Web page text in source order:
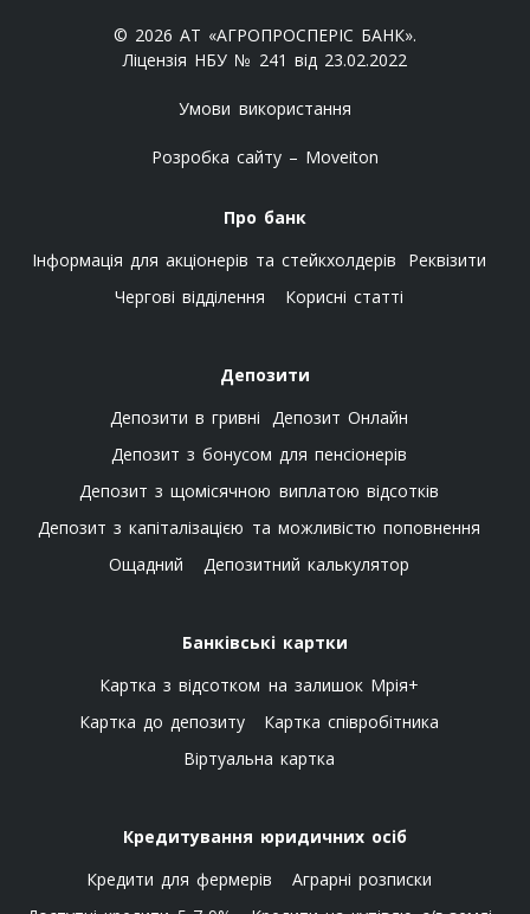
© 2026 АТ «АГРОПРОСПЕРІС БАНК».
Ліцензія НБУ № 241 від 23.02.2022
Умови використання
Розробка сайту – Moveiton
Про банк
Інформація для акціонерів та стейкхолдерів
Реквізити
Чергові відділення
Корисні статті
Депозити
Депозити в гривні Депозит Онлайн
Депозит з бонусом для пенсіонерів
Депозит з щомісячною виплатою відсотків
Депозит з капіталізацією та можливістю поповнення
Ощадний
Депозитний калькулятор
Банківські картки
Картка з відсотком на залишок Мрія+
Картка до депозиту
Картка співробітника
Віртуальна картка
Кредитування юридичних осіб
Кредити для фермерів
Аграрні розписки